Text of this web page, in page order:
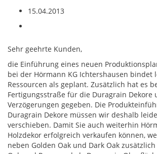
15.04.2013
Sehr geehrte Kunden,
die Einführung eines neuen
bei der Hörmann KG Ichtershausen bindet
Ressourcen als geplant. Zusätzlich hat es
Fertigungsstraße für die Duragrain Dekore
Verzögerungen gegeben. Die
Duragrain Dekore müssen wir deshalb
verschieben. Damit Sie auch weiterhin
Holzdekor erfolgreich verkaufen können,
neben Golden Oak und Dark Oak